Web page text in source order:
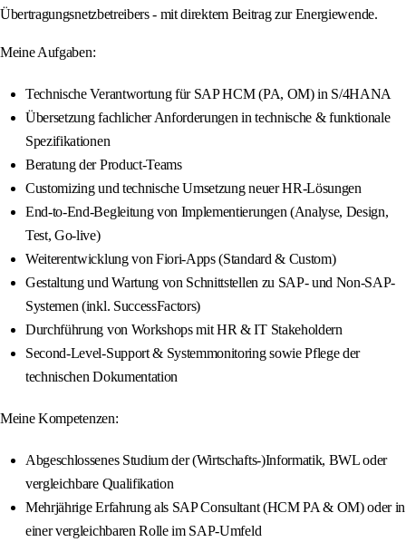
Übertragungsnetzbetreibers - mit direktem Beitrag zur Energiewende.
Meine Aufgaben:
Technische Verantwortung für SAP HCM (PA, OM) in S/4HANA
Übersetzung fachlicher Anforderungen in technische & funktionale
Spezifikationen
Beratung der Product-Teams
Customizing und technische Umsetzung neuer HR-Lösungen
End-to-End-Begleitung von Implementierungen (Analyse, Design,
Test, Go-live)
Weiterentwicklung von Fiori-Apps (Standard & Custom)
Gestaltung und Wartung von Schnittstellen zu SAP- und Non-SAP-
Systemen (inkl. SuccessFactors)
Durchführung von Workshops mit HR & IT Stakeholdern
Second-Level-Support & Systemmonitoring sowie Pflege der
technischen Dokumentation
Meine Kompetenzen:
Abgeschlossenes Studium der (Wirtschafts-)Informatik, BWL oder
vergleichbare Qualifikation
Mehrjährige Erfahrung als SAP Consultant (HCM PA & OM) oder in
einer vergleichbaren Rolle im SAP-Umfeld